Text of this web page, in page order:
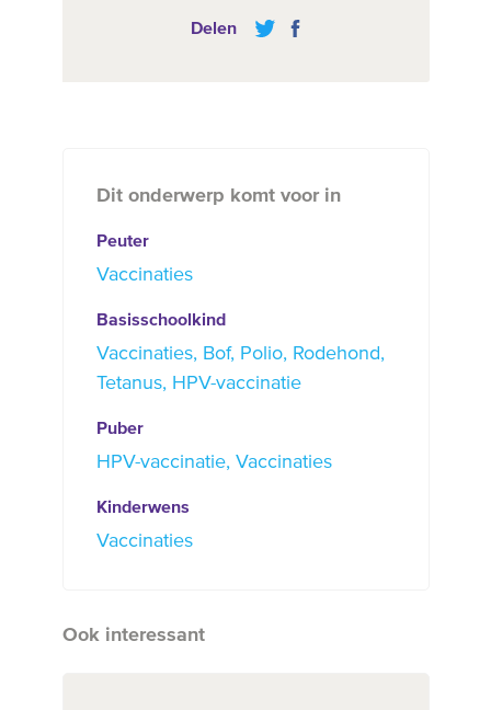
Delen
Dit onderwerp komt voor in
Peuter
Vaccinaties
Basisschoolkind
Vaccinaties Bof Polio
Rodehond
Tetanus
HPV-vaccinatie
Puber
HPV-vaccinatie Vaccinaties
Kinderwens
Vaccinaties
Ook interessant